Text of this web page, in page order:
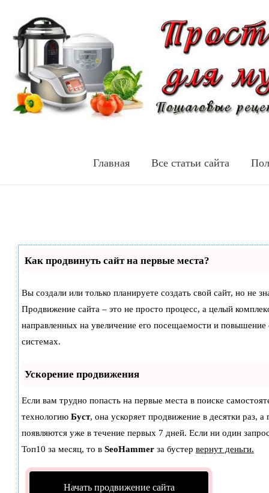
Главная Все статьи сайта
Как продвинуть сайт на первые места?
Вы создали или только планируете создать свой сайт, но не
Продвижение сайта – это не просто процесс, а целый
направленных на увеличение его посещаемости и повышение
системах.
Ускорение продвижения
Если вам трудно попасть на первые места в поиске
технологию Буст, она ускоряет продвижение в десятки раз, а
появляются уже в течение первых 7 дней. Если ни один
Топ10 за месяц, то в SeoHammer за бустер вернут деньги.
Начать продвижение сайта